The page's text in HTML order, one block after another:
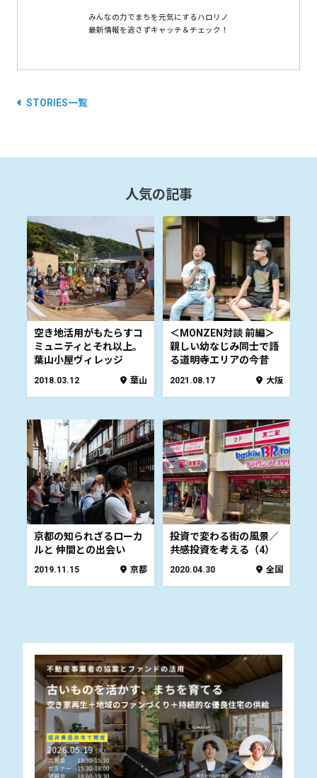
みんなの力でまちを元気にするハロリノ
最新情報を逃さずキャッチ＆チェック！
STORIES一覧
人気の記事
空き地活用がもたらすコ
ミュニティとそれ以上。
葉山小屋ヴィレッジ
2018.03.12 葉山
＜MONZEN対談 前編＞
親しい幼なじみ同士で語
る道明寺エリアの今昔
2021.08.17 大阪
京都の知られざるローカ
ルと 仲間との出会い
2019.11.15 京都
投資で変わる街の風景／
共感投資を考える（4）
2020.04.30 全国